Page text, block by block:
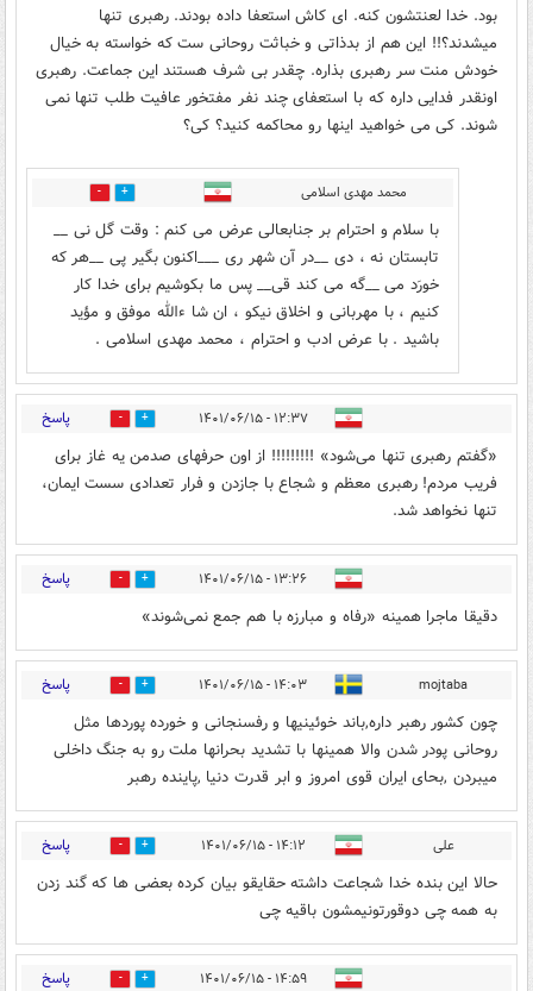
بود. خدا لعنتشون کنه. ای کاش استعفا داده بودند. رهبری تنها
میشدند؟!! این هم از بدذاتی و خباثت روحانی ست که خواسته به خیال
خودش منت سر رهبری بذاره. چقدر بی شرف هستند این جماعت. رهبری
اونقدر فدایی داره که با استعفای چند نفر مفتخور عافیت طلب تنها نمی
شوند. کی می خواهید اینها رو محاکمه کنید؟ کی؟
محمد مهدی اسلامی 0
با سلام و احترام بر جنابعالی عرض می کنم : وقت گل نی __
تابستان نه ، دی __در آن شهر ری ___اکنون بگیر پی __هر که
خورَد می __گه می کند قی__ پس ما بکوشیم برای خدا کار
کنیم ، با مهربانی و اخلاق نیکو ، ان شا ءالله موفق و مؤید
باشید . با عرض ادب و احترام ، محمد مهدی اسلامی .
۱۲:۳۷ - ۱۴۰۱/۰۶/۱۵ 0 پاسخ
«گفتم رهبری تنها می‌شود» !!!!!!!!! از اون حرفهای صدمن یه غاز برای
فریب مردم! رهبری معظم و شجاع با جازدن و فرار تعدادی سست ایمان،
تنها نخواهد شد.
۱۳:۲۶ - ۱۴۰۱/۰۶/۱۵ 3 پاسخ
دقیقا ماجرا همینه «رفاه و مبارزه با هم جمع نمی‌شوند»
mojtaba ۱۴:۰۳ - ۱۴۰۱/۰۶/۱۵ 0 پاسخ
چون کشور رهبر داره,باند خوئینیها و رفسنجانی و خورده پوردها مثل
روحانی پودر شدن والا همینها با تشدید بحرانها ملت رو به جنگ داخلی
میبردن ,بحای ایران قوی امروز و ابر قدرت دنیا ,پاینده رهبر
علی ۱۴:۱۲ - ۱۴۰۱/۰۶/۱۵ 2 پاسخ
حالا این بنده خدا شجاعت داشته حقایقو بیان کرده بعضی ها ‌که گند زدن
به همه چی دوقورتونیمشون باقیه چی
۱۴:۵۹ - ۱۴۰۱/۰۶/۱۵ 3 پاسخ